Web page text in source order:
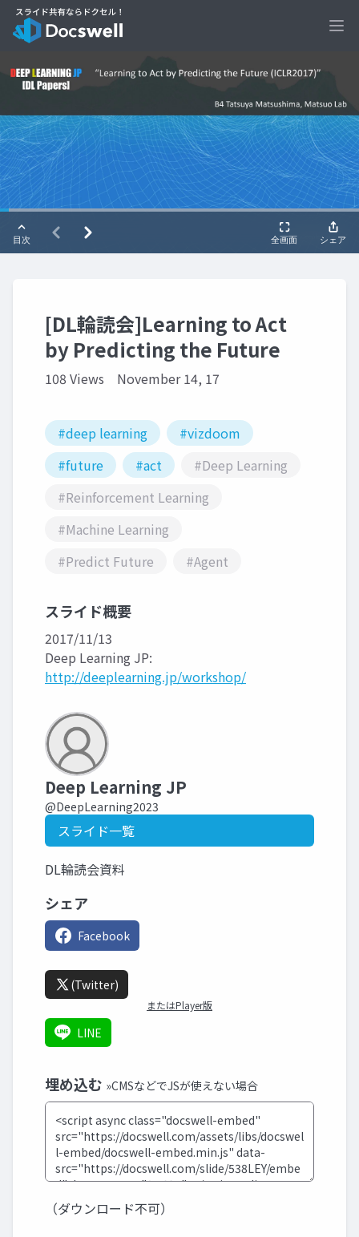
[DL輪読会]Learning to Act
by Predicting the Future
108 Views November 14, 17
#deep learning
#vizdoom
#future
#act
#Deep Learning
#Reinforcement Learning
#Machine Learning
#Predict Future
#Agent
スライド概要
2017/11/13
Deep Learning JP:
http://deeplearning.jp/workshop/
Deep Learning JP
@DeepLearning2023
スライド一覧
DL輪読会資料
シェア
Facebook
(Twitter)
またはPlayer版
LINE
埋め込む »CMSなどでJSが使えない場合
（ダウンロード不可）